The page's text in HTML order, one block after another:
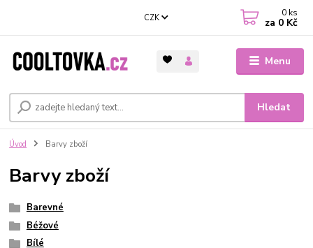
Menu
CZK
Hledat
0 ks
za 0 Kč
Úvod Barvy zboží
Barvy zboží
Barevné
Béžové
Bílé